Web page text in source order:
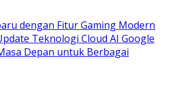
dengan Fitur Gaming Modern
Teknologi Cloud AI Google
Depan untuk Berbagai